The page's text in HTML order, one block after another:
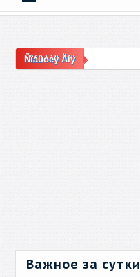
Ñîáûòèÿ Äíÿ
Важное за сутки